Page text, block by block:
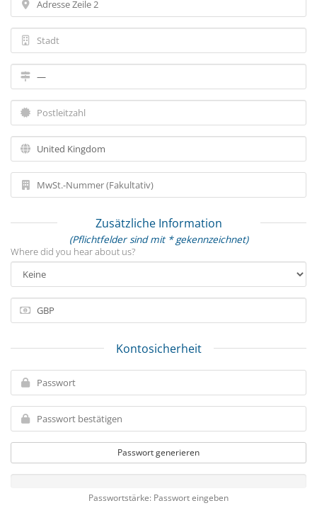
Zusätzliche Information
(Pflichtfelder sind mit * gekennzeichnet)
Where did you hear about us?
Kontosicherheit
Passwort generieren
Passwortstärke: Passwort eingeben